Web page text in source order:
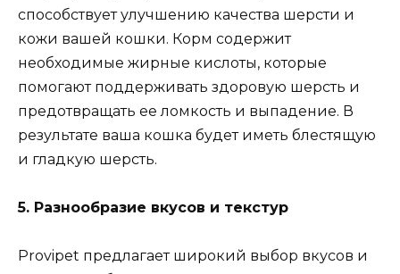
способствует улучшению качества шерсти и
кожи вашей кошки. Корм содержит
необходимые жирные кислоты, которые
помогают поддерживать здоровую шерсть и
предотвращать ее ломкость и выпадение. В
результате ваша кошка будет иметь блестящую
и гладкую шерсть.
5. Разнообразие вкусов и текстур
Provipet предлагает широкий выбор вкусов и